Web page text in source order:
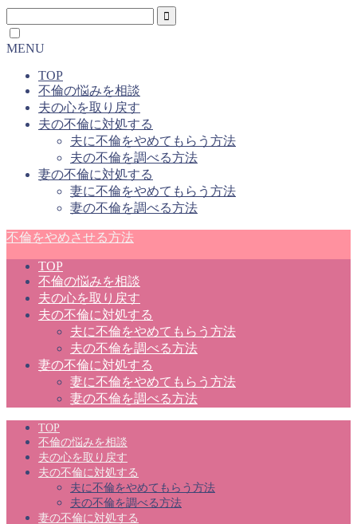
MENU
TOP
不倫の悩みを相談
夫の心を取り戻す
夫の不倫に対処する
夫に不倫をやめてもらう方法
夫の不倫を調べる方法
妻の不倫に対処する
妻に不倫をやめてもらう方法
妻の不倫を調べる方法
不倫をやめさせる方法
TOP
不倫の悩みを相談
夫の心を取り戻す
夫の不倫に対処する
夫に不倫をやめてもらう方法
夫の不倫を調べる方法
妻の不倫に対処する
妻に不倫をやめてもらう方法
妻の不倫を調べる方法
TOP
不倫の悩みを相談
夫の心を取り戻す
夫の不倫に対処する
夫に不倫をやめてもらう方法
夫の不倫を調べる方法
妻の不倫に対処する